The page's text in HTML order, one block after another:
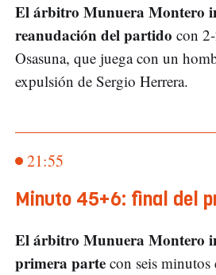
El árbitro Munuera Montero
reanudación del partido con
Osasuna, que juega con un
expulsión de Sergio Herrera.
21:55
Minuto 45+6: final del
El árbitro Munuera Montero
primera parte con seis